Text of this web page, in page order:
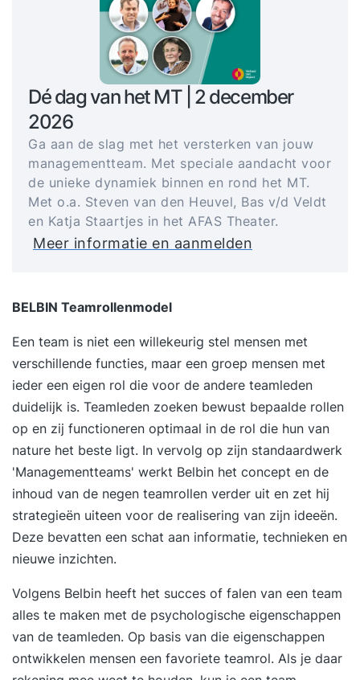
Dé dag van het MT | 2 december
2026
Ga aan de slag met het versterken van jouw
managementteam. Met speciale aandacht voor
de unieke dynamiek binnen en rond het MT.
Met o.a. Steven van den Heuvel, Bas v/d Veldt
en Katja Staartjes in het AFAS Theater.
Meer informatie en aanmelden
BELBIN Teamrollenmodel
Een team is niet een willekeurig stel mensen met
verschillende functies, maar een groep mensen met
ieder een eigen rol die voor de andere teamleden
duidelijk is. Teamleden zoeken bewust bepaalde rollen
op en zij functioneren optimaal in de rol die hun van
nature het beste ligt. In vervolg op zijn standaardwerk
'Managementteams' werkt Belbin het concept en de
inhoud van de negen teamrollen verder uit en zet hij
strategieën uiteen voor de realisering van zijn ideeën.
Deze bevatten een schat aan informatie, technieken en
nieuwe inzichten.
Volgens Belbin heeft het succes of falen van een team
alles te maken met de psychologische eigenschappen
van de teamleden. Op basis van die eigenschappen
ontwikkelen mensen een favoriete teamrol. Als je daar